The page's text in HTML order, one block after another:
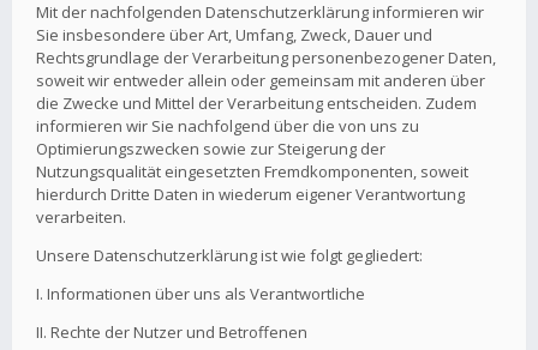
Mit der nachfolgenden Datenschutzerklärung informieren wir
Sie insbesondere über Art, Umfang, Zweck, Dauer und
Rechtsgrundlage der Verarbeitung personenbezogener Daten,
soweit wir entweder allein oder gemeinsam mit anderen über
die Zwecke und Mittel der Verarbeitung entscheiden. Zudem
informieren wir Sie nachfolgend über die von uns zu
Optimierungszwecken sowie zur Steigerung der
Nutzungsqualität eingesetzten Fremdkomponenten, soweit
hierdurch Dritte Daten in wiederum eigener Verantwortung
verarbeiten.
Unsere Datenschutzerklärung ist wie folgt gegliedert:
I. Informationen über uns als Verantwortliche
II. Rechte der Nutzer und Betroffenen